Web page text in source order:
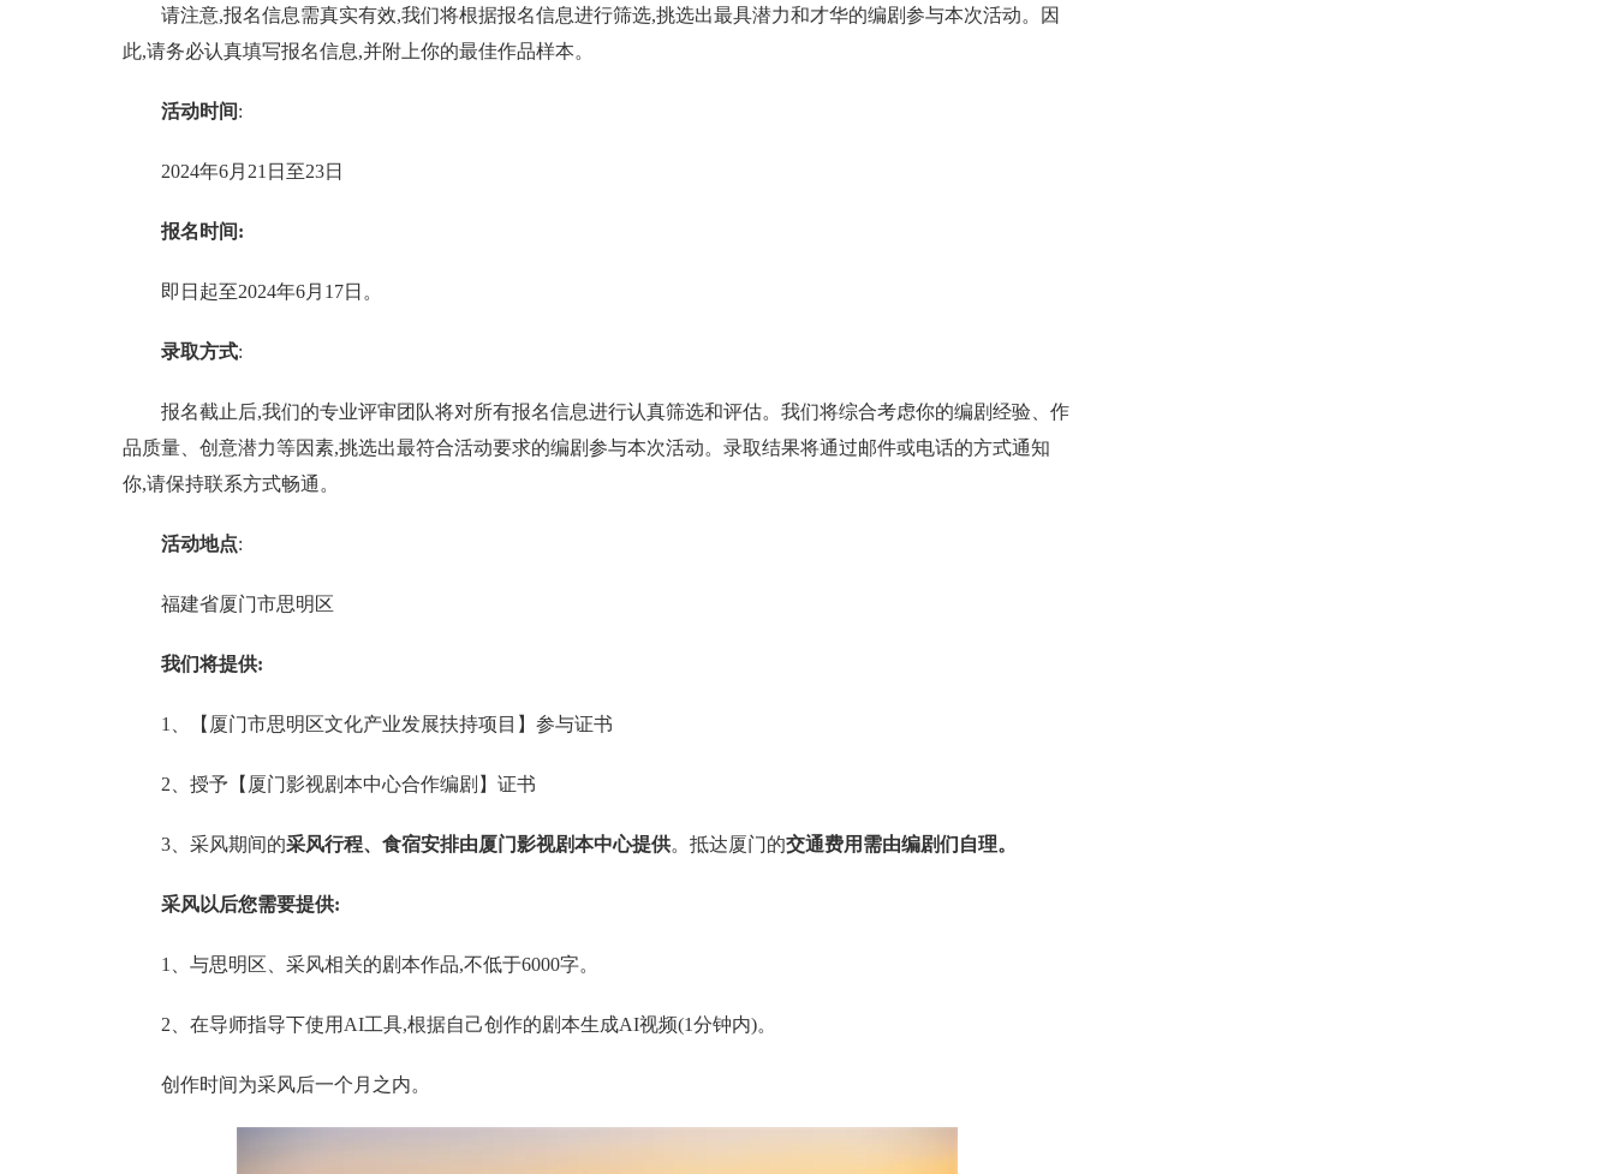
请注意,报名信息需真实有效,我们将根据报名信息进行筛选,挑选出最具潜力和才华的编剧参与本次活动。因
此,请务必认真填写报名信息,并附上你的最佳作品样本。
活动时间:
2024年6月21日至23日
报名时间:
即日起至2024年6月17日。
录取方式:
报名截止后,我们的专业评审团队将对所有报名信息进行认真筛选和评估。我们将综合考虑你的编剧经验、作
品质量、创意潜力等因素,挑选出最符合活动要求的编剧参与本次活动。录取结果将通过邮件或电话的方式通知
你,请保持联系方式畅通。
活动地点:
福建省厦门市思明区
我们将提供:
1、【厦门市思明区文化产业发展扶持项目】参与证书
2、授予【厦门影视剧本中心合作编剧】证书
3、采风期间的采风行程、食宿安排由厦门影视剧本中心提供。抵达厦门的交通费用需由编剧们自理。
采风以后您需要提供:
1、与思明区、采风相关的剧本作品,不低于6000字。
2、在导师指导下使用AI工具,根据自己创作的剧本生成AI视频(1分钟内)。
创作时间为采风后一个月之内。